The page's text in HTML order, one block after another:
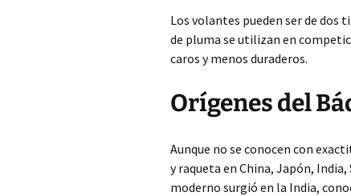
Los volantes pueden ser de dos
de pluma se utilizan en
caros y menos duraderos.
Orígenes del
Aunque no se conocen con
y raqueta en China, Japón,
moderno surgió en la India,